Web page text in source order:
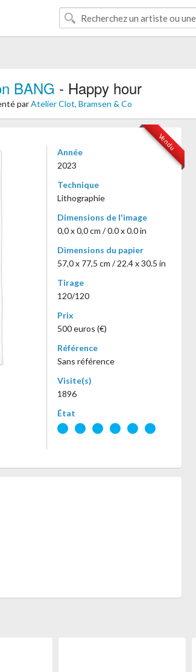
BANG - Happy hour
parAtelier Clot, Bramsen & Co
Vendu
Année
2023
Technique
Lithographie
Dimensions de l'image
0,0 x 0,0 cm / 0.0 x 0.0 in
Dimensions du papier
57,0 x 77,5 cm / 22.4 x 30.5 in
Tirage
120/120
Prix
500 euros (€)
Référence
Sans référence
Visite(s)
1896
État